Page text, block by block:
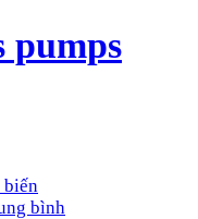
pumps
biến
bình